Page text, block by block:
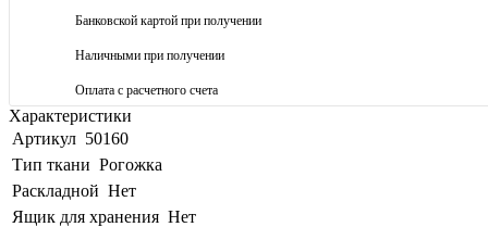
Банковской картой при получении
Наличными при получении
Оплата с расчетного счета
Характеристики
Артикул 50160
Тип ткани Рогожка
Раскладной Нет
Ящик для хранения Нет